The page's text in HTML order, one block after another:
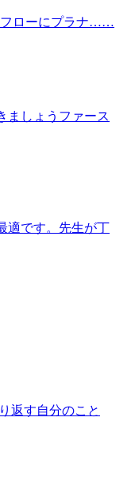
フローにプラナ……
ましょうファース
適です。先生が丁
返す自分のこと